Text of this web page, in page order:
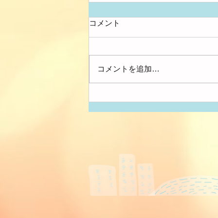
大きさ比べ
コメント
コメントを追加…